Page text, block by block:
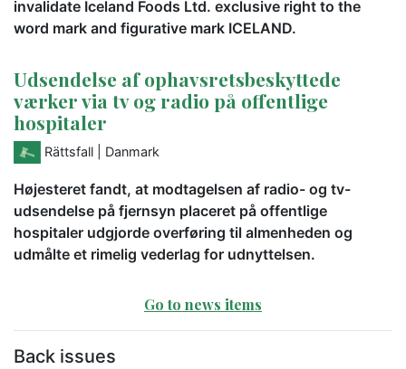
invalidate Iceland Foods Ltd. exclusive right to the
word mark and figurative mark ICELAND.
Udsendelse af ophavsretsbeskyttede
værker via tv og radio på offentlige
hospitaler
Rättsfall | Danmark
Højesteret fandt, at modtagelsen af radio- og tv-
udsendelse på fjernsyn placeret på offentlige
hospitaler udgjorde overføring til almenheden og
udmålte et rimelig vederlag for udnyttelsen.
Go to news items
Back issues